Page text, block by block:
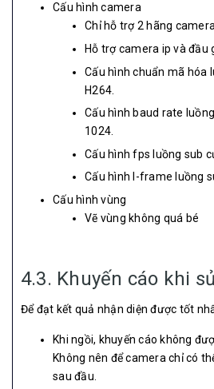
Cấu hình camera
Chỉ hỗ trợ 2 hãng
Hỗ trợ camera ip và đầu
Cấu hình chuẩn mã hóa
H264.
Cấu hình baud rate
1024.
Cấu hình fps luồng sub
Cấu hình I-frame luồng
Cấu hình vùng
Vẽ vùng không quá bé
4.3. Khuyến cáo khi
Để đạt kết quả nhận diện được tốt
Khi ngồi, khuyến cáo không
Không nên để camera chỉ có
sau đầu.